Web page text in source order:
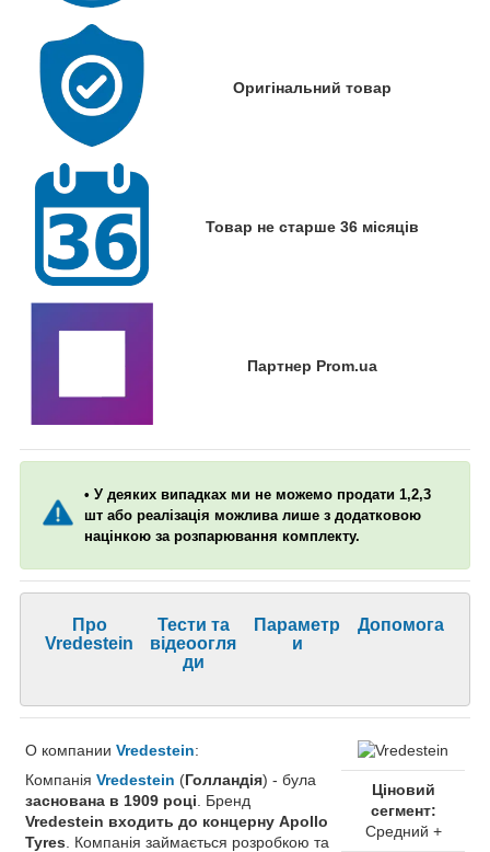
Оригінальний товар
Товар не старше 36 місяців
Партнер Prom.ua
• У деяких випадках ми не можемо продати 1,2,3
шт або реалізація можлива лише з додатковою
націнкою за розпарювання комплекту.
Про
Vredestein
Тести та
відеоогля
ди
Параметр
и
Допомога
О компании Vredestein:
Компанія Vredestein (Голландія) - була
заснована в 1909 році . Бренд
Vredestein входить до концерну Apollo
Tyres . Компанія займається розробкою та
Ціновий
сегмент:
Средний +